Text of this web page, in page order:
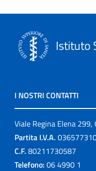
Istituto
I NOSTRI CONTATTI
Viale Regina Elena
Partita I.V.A.
C.F. 80211730587
Telefono: 06 4990 1